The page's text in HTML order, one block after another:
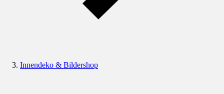
Innendeko & Bildershop